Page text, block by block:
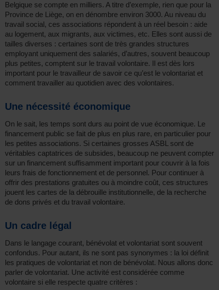
Belgique se compte en milliers. A titre d’exemple, rien que pour la
Province de Liège, on en dénombre environ 3000. Au niveau du
travail social, ces associations répondent à un réel besoin : aide
au logement, aux migrants, aux victimes, etc. Elles sont aussi de
tailles diverses : certaines sont de très grandes structures
employant uniquement des salariés, d’autres, souvent beaucoup
plus petites, comptent sur le travail volontaire. Il est dès lors
important pour le travailleur de savoir ce qu’est le volontariat et
comment travailler au quotidien avec des volontaires.
Une nécessité économique
On le sait, les temps sont durs au point de vue économique. Le
financement public se fait de plus en plus rare, en particulier pour
les petites associations. Si certaines grosses ASBL sont de
véritables captatrices de subsides, beaucoup ne peuvent compter
sur un financement suffisamment important pour couvrir à la fois
leurs frais de fonctionnement et de personnel. Pour continuer à
offrir des prestations gratuites ou à moindre coût, ces structures
jouent les cartes de la débrouille institutionnelle, de la recherche
de dons privés et du travail volontaire.
Un cadre légal
Dans le langage courant, bénévolat et volontariat sont souvent
confondus. Pour autant, ils ne sont pas synonymes : la loi définit
les pratiques de volontariat et non de bénévolat. Nous allons donc
parler de volontariat. Une activité est considérée comme
volontaire si elle respecte quatre critères :